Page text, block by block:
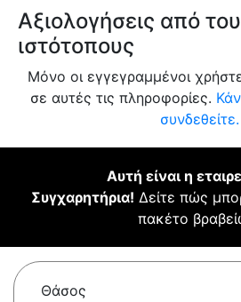
Αξιολογήσεις από
ιστότοπους
Μόνο οι εγγεγραμμένοι
σε αυτές τις πληροφορίες.
συνδεθείτε.
Αυτή είναι η
Συγχαρητήρια! Δείτε πώς
πακέτο
Θάσος